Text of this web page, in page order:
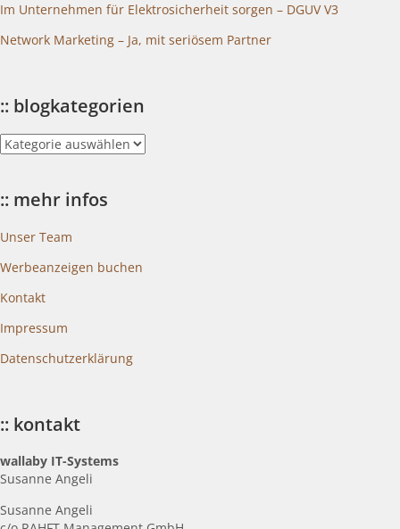
Im Unternehmen für Elektrosicherheit sorgen – DGUV V3
Network Marketing – Ja, mit seriösem Partner
:: blogkategorien
::
blogkategorien
:: mehr infos
Unser Team
Werbeanzeigen buchen
Kontakt
Impressum
Datenschutzerklärung
:: kontakt
wallaby IT-Systems
Susanne Angeli
Susanne Angeli